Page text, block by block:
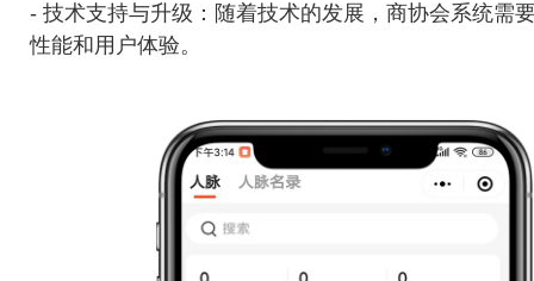
- 技术支持与升级：随着技术的发展，商协会系统需
性能和用户体验。